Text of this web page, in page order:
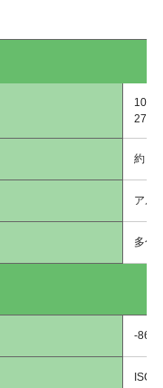
約
アル
多色
-86
ISO